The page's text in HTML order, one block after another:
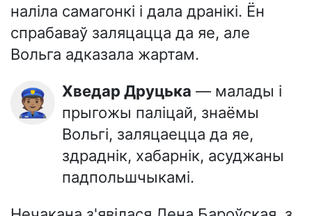
наліла самагонкі і дала дранікі. Ён
спрабаваў заляцацца да яе, але
Вольга адказала жартам.
👮🏽 Хведар Друцька — малады і
прыгожы паліцай, знаёмы
Вольгі, заляцаецца да яе,
здраднік, хабарнік, асуджаны
падпольшчыкамі.